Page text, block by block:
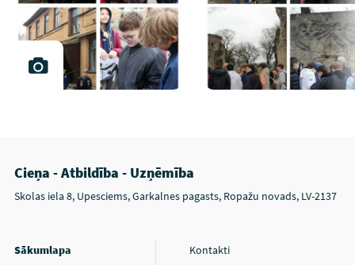
Cieņa - Atbildība - Uzņēmība
Skolas iela 8, Upesciems, Garkalnes pagasts, Ropažu novads, LV-2137
Sākumlapa Kontakti